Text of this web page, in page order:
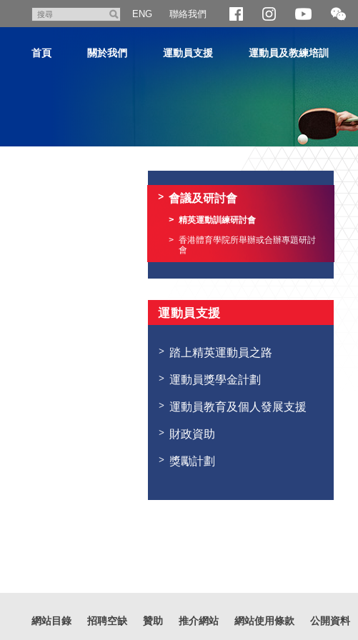
尋
ENG 聯絡我們
開
合
首頁 關於我們 運動員支援 運動員及教練培訓
會議及研討會
精英運動訓練研討會
香港體育學院所舉辦或合辦專題研討
會
運動員支援
踏上精英運動員之路
運動員獎學金計劃
運動員教育及個人發展支援
財政資助
獎勵計劃
網站目錄 招聘空缺 贊助 推介網站 網站使用條款 公開資料